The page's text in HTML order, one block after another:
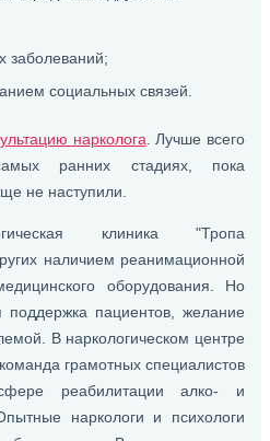
заболеваний;
социальных связей.
нарколога . Лучше всего
ранних стадиях, пока
не наступили.
клиника "Тропа
наличием реанимационной
оборудования. Но
поддержка пациентов, желание
В наркологическом центре
грамотных специалистов
реабилитации алко- и
наркологи и психологи